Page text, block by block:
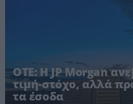
ΟΤΕ: Η JP Morgan
τιμή-στόχο, αλλά
τα έσοδα